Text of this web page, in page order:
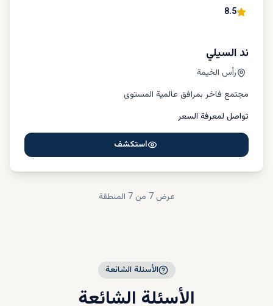
8.5
ند السيلي
رأس الخيمة
مجتمع فاخر بمرافق عالمية المستوى
تواصل لمعرفة السعر
استكشف
عرض 7 من 7 المنطقة
الأسئلة الشائعة
الأسئلة الشائعة